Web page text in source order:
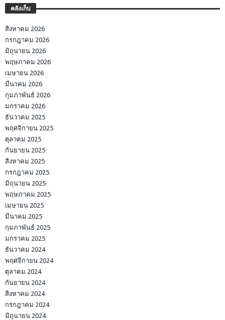
คลังเก็บ
สิงหาคม 2026
กรกฎาคม 2026
มิถุนายน 2026
พฤษภาคม 2026
เมษายน 2026
มีนาคม 2026
กุมภาพันธ์ 2026
มกราคม 2026
ธันวาคม 2025
พฤศจิกายน 2025
ตุลาคม 2025
กันยายน 2025
สิงหาคม 2025
กรกฎาคม 2025
มิถุนายน 2025
พฤษภาคม 2025
เมษายน 2025
มีนาคม 2025
กุมภาพันธ์ 2025
มกราคม 2025
ธันวาคม 2024
พฤศจิกายน 2024
ตุลาคม 2024
กันยายน 2024
สิงหาคม 2024
กรกฎาคม 2024
มิถุนายน 2024